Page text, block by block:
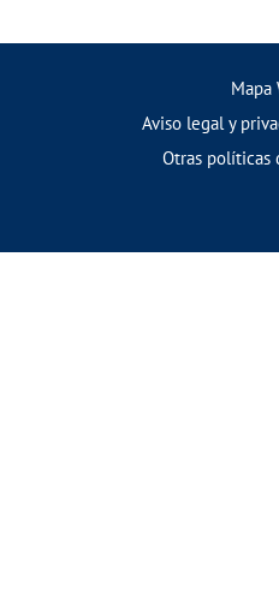
Mapa
Aviso legal y
Otras políticas